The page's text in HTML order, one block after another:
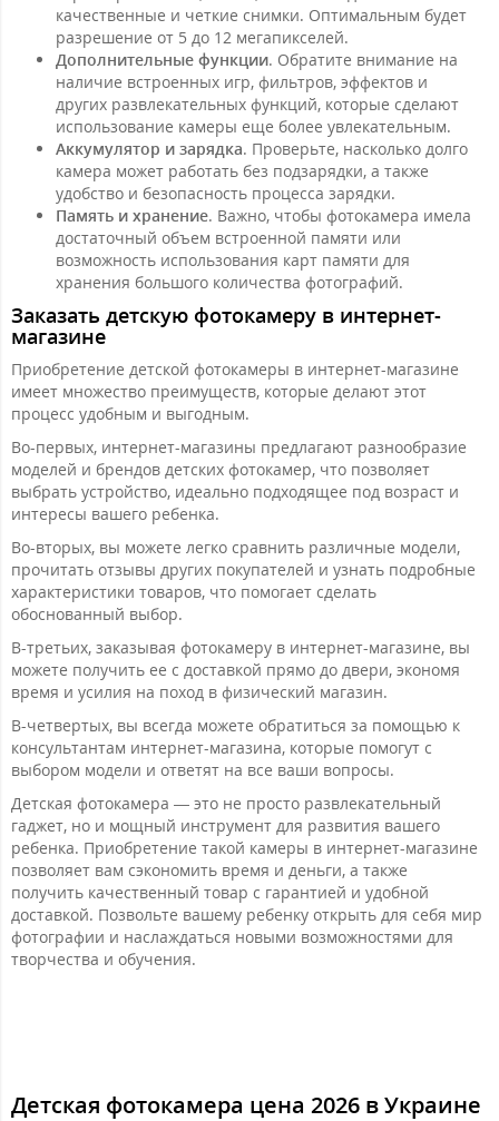
качественные и четкие снимки. Оптимальным будет
разрешение от 5 до 12 мегапикселей.
Дополнительные функции. Обратите внимание на
наличие встроенных игр, фильтров, эффектов и
других развлекательных функций, которые сделают
использование камеры еще более увлекательным.
Аккумулятор и зарядка. Проверьте, насколько долго
камера может работать без подзарядки, а также
удобство и безопасность процесса зарядки.
Память и хранение. Важно, чтобы фотокамера имела
достаточный объем встроенной памяти или
возможность использования карт памяти для
хранения большого количества фотографий.
Заказать детскую фотокамеру в интернет-
магазине
Приобретение детской фотокамеры в интернет-магазине
имеет множество преимуществ, которые делают этот
процесс удобным и выгодным.
Во-первых, интернет-магазины предлагают разнообразие
моделей и брендов детских фотокамер, что позволяет
выбрать устройство, идеально подходящее под возраст и
интересы вашего ребенка.
Во-вторых, вы можете легко сравнить различные модели,
прочитать отзывы других покупателей и узнать подробные
характеристики товаров, что помогает сделать
обоснованный выбор.
В-третьих, заказывая фотокамеру в интернет-магазине, вы
можете получить ее с доставкой прямо до двери, экономя
время и усилия на поход в физический магазин.
В-четвертых, вы всегда можете обратиться за помощью к
консультантам интернет-магазина, которые помогут с
выбором модели и ответят на все ваши вопросы.
Детская фотокамера — это не просто развлекательный
гаджет, но и мощный инструмент для развития вашего
ребенка. Приобретение такой камеры в интернет-магазине
позволяет вам сэкономить время и деньги, а также
получить качественный товар с гарантией и удобной
доставкой. Позвольте вашему ребенку открыть для себя мир
фотографии и наслаждаться новыми возможностями для
творчества и обучения.
Детская фотокамера цена 2026 в Украине